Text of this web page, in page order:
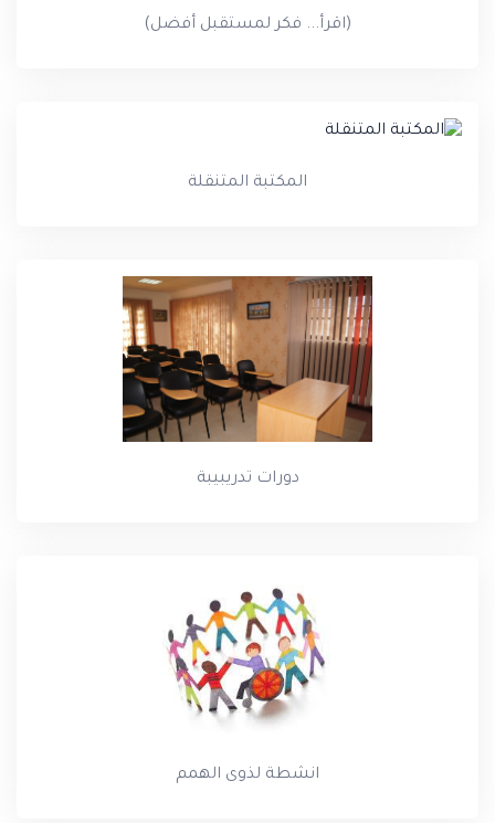
(اقرأ... فكر لمستقبل أفضل)
المكتبة المتنقلة
دورات تدريبيبة
انشطة لذوى الهمم